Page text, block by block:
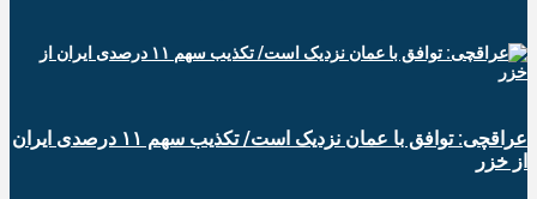
عراقچی: توافق با عمان نزدیک است/ تکذیب سهم ۱۱ درصدی ایران
از خزر